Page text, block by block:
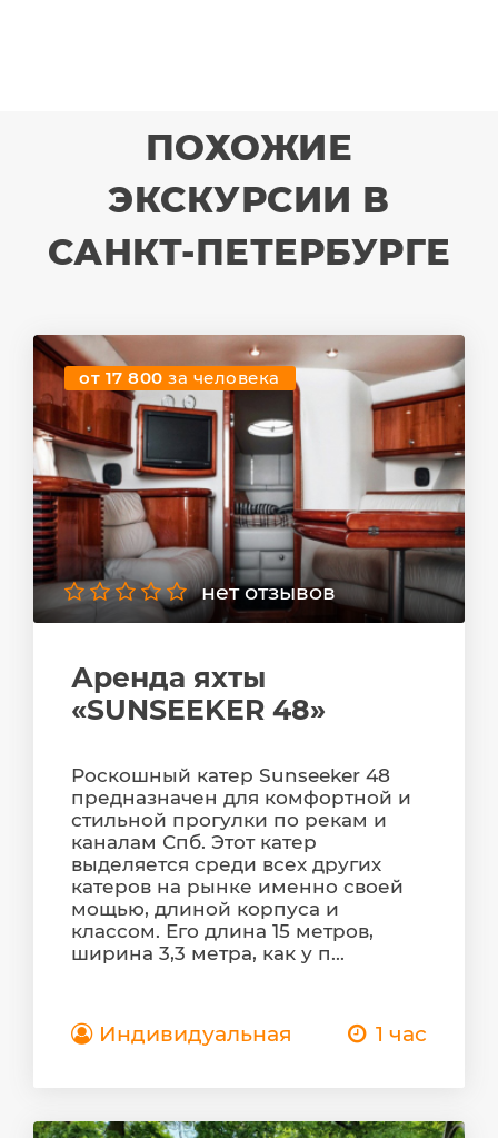
ПОХОЖИЕ
ЭКСКУРСИИ В
САНКТ-ПЕТЕРБУРГЕ
от 17 800за человека
нет отзывов
Аренда яхты
«SUNSEEKER 48»
Роскошный катер Sunseeker 48
предназначен для комфортной и
стильной прогулки по рекам и
каналам Спб. Этот катер
выделяется среди всех других
катеров на рынке именно своей
мощью, длиной корпуса и
классом. Его длина 15 метров,
ширина 3,3 метра, как у п...
Индивидуальная 1 час